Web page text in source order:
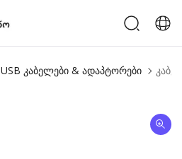
USB კაბელები & ადაპტორები